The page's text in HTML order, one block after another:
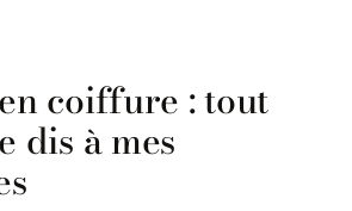
coiffure : tout
dis à mes